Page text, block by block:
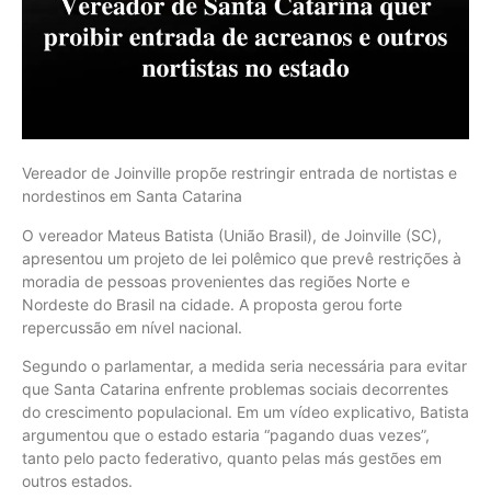
Vereador de Joinville propõe restringir entrada de nortistas e
nordestinos em Santa Catarina
O vereador Mateus Batista (União Brasil), de Joinville (SC),
apresentou um projeto de lei polêmico que prevê restrições à
moradia de pessoas provenientes das regiões Norte e
Nordeste do Brasil na cidade. A proposta gerou forte
repercussão em nível nacional.
Segundo o parlamentar, a medida seria necessária para evitar
que Santa Catarina enfrente problemas sociais decorrentes
do crescimento populacional. Em um vídeo explicativo, Batista
argumentou que o estado estaria “pagando duas vezes”,
tanto pelo pacto federativo, quanto pelas más gestões em
outros estados.